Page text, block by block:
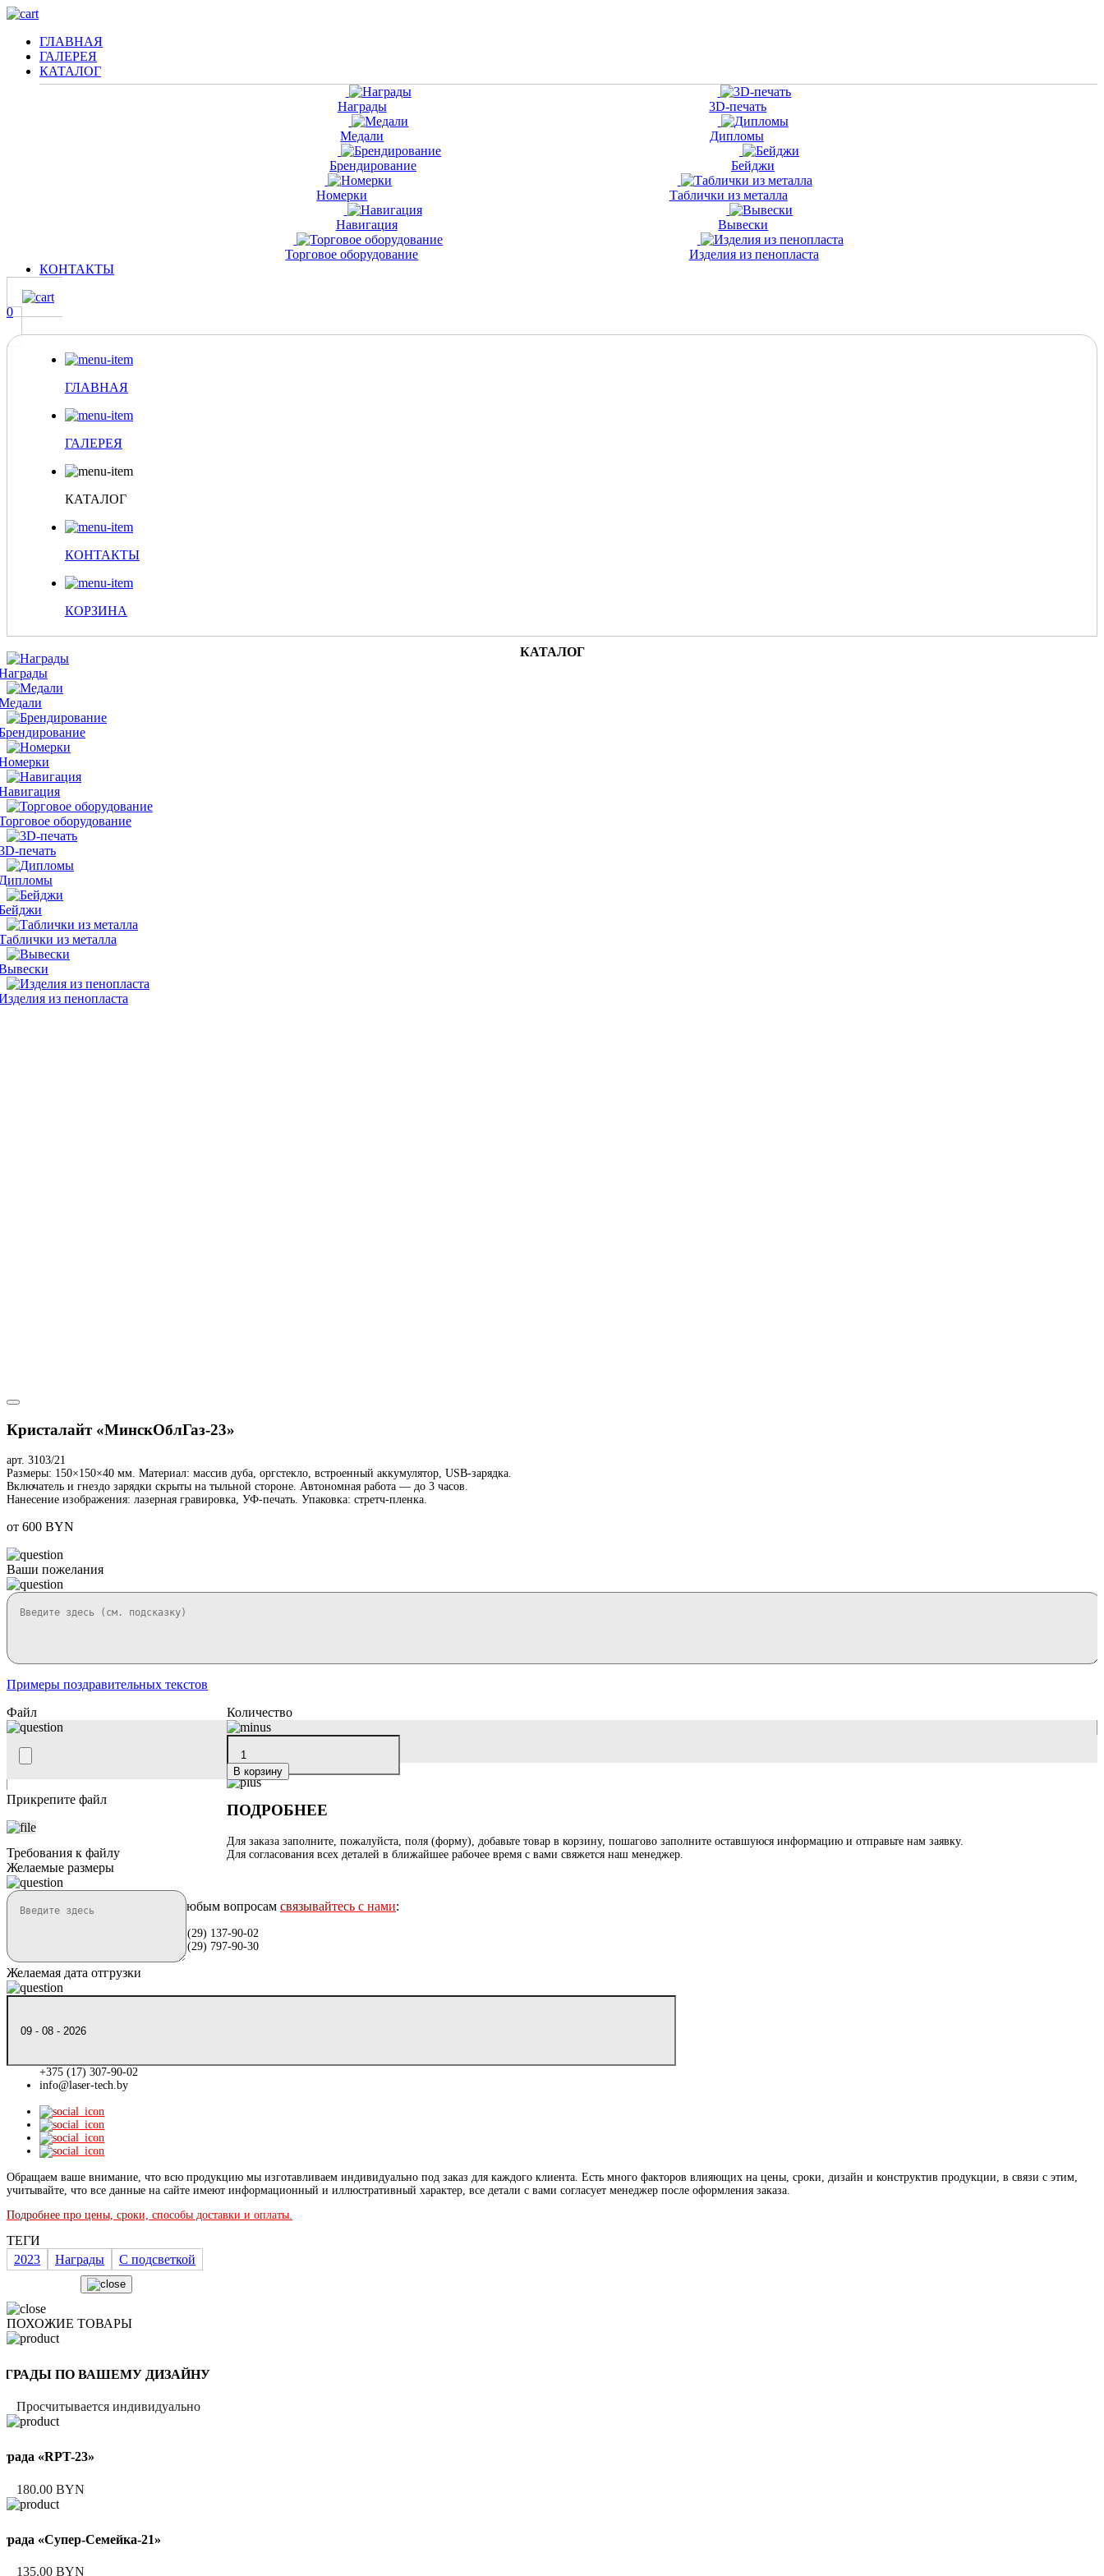
ГЛАВНАЯ
ГАЛЕРЕЯ
КАТАЛОГ
Награды 3D-печать
Медали Дипломы
Брендирование Бейджи
Номерки Таблички из металла
Навигация Вывески
Торговое оборудование
Изделия из пенопласта
КОНТАКТЫ
0
ГЛАВНАЯ
ГАЛЕРЕЯ
КАТАЛОГ
КОНТАКТЫ
КОРЗИНА
КАТАЛОГ
оборудование
печать
из металла
из пенопласта
Кристалайт «МинскОблГаз-23»
арт. 3103/21
Размеры: 150×150×40 мм. Материал: массив дуба, оргстекло, встроенный аккумулятор, USB-зарядка.
Включатель и гнездо зарядки скрыты на тыльной стороне. Автономная работа — до 3 часов.
Нанесение изображения: лазерная гравировка, УФ-печать. Упаковка: стретч-пленка.
от 600 BYN
Ваши пожелания
Примеры поздравительных текстов
Файл
Прикрепите файл
Требования к файлу
Желаемые размеры
Желаемая дата отгрузки
Количество
В корзину
ПОДРОБНЕЕ
Для заказа заполните, пожалуйста, поля (форму), добавьте товар в корзину, пошагово заполните оставшуюся информацию и отправьте нам заявку.
Для согласования всех деталей в ближайшее рабочее время с вами свяжется наш менеджер.
По любым вопросам связывайтесь с нами:
+375 (29) 137-90-02
+375 (29) 797-90-30
+375 (17) 307-90-02
info@laser-tech.by
Обращаем ваше внимание, что всю продукцию мы изготавливаем индивидуально под заказ для каждого клиента. Есть много факторов влияющих на цены, сроки, дизайн и конструктив продукции, в связи с этим,
учитывайте, что все данные на сайте имеют информационный и иллюстративный характер, все детали с вами согласует менеджер после оформления заказа.
Подробнее про цены, сроки, способы доставки и оплаты.
ТЕГИ
2023
Награды С подсветкой
ПОХОЖИЕ ТОВАРЫ
ПО ВАШЕМУ ДИЗАЙНУ
Просчитывается индивидуально
«RPT-23»
180.00 BYN
«Супер-Семейка-21»
135.00 BYN